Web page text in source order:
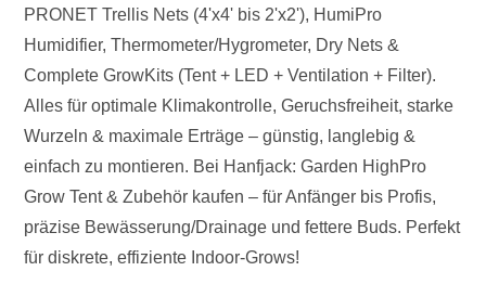
PRONET Trellis Nets (4'x4' bis 2'x2'), HumiPro
Humidifier, Thermometer/Hygrometer, Dry Nets &
Complete GrowKits (Tent + LED + Ventilation + Filter).
Alles für optimale Klimakontrolle, Geruchsfreiheit, starke
Wurzeln & maximale Erträge – günstig, langlebig &
einfach zu montieren. Bei Hanfjack: Garden HighPro
Grow Tent & Zubehör kaufen – für Anfänger bis Profis,
präzise Bewässerung/Drainage und fettere Buds. Perfekt
für diskrete, effiziente Indoor-Grows!